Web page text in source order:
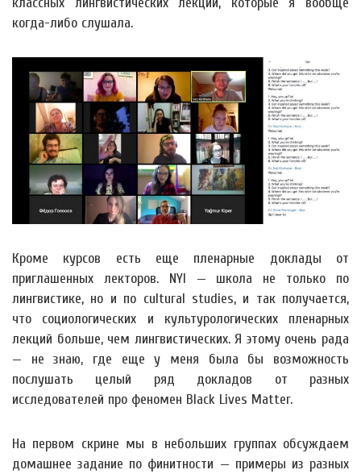
когда-либо слушала.
Кроме курсов есть еще пленарные доклады от
приглашенных лекторов. NYI — школа не только по
лингвистике, но и по cultural studies, и так получается,
что социологических и культурологических пленарных
лекций больше, чем лингвистических. Я этому очень рада
— не знаю, где еще у меня была бы возможность
послушать целый ряд докладов от разных
исследователей про феномен Black Lives Matter.
На первом скрине мы в небольших группах обсуждаем
домашнее задание по финитности — примеры из разных